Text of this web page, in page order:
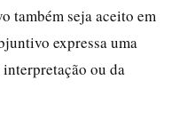
também seja aceito em
expressa uma
ou da